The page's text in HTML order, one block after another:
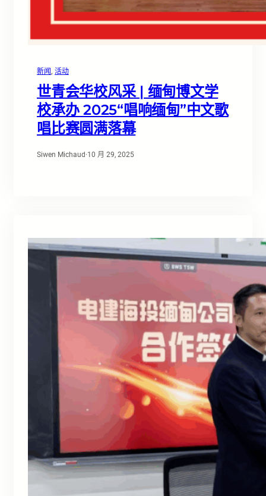
新闻, 活动
世青会华校风采 | 缅甸博文学
校承办 2025“唱响缅甸”中文歌
唱比赛圆满落幕
Siwen Michaud ·10 月 29, 2025